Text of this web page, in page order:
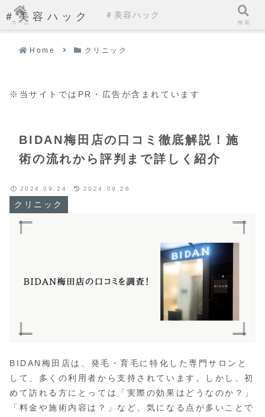
＃美容ハック
Home クリニック
※当サイトではPR・広告が含まれています
BIDAN梅田店の口コミ徹底解説！施
術の流れから評判まで詳しく紹介
クリニック
2024.09.24 2024.09.26
BIDAN梅田店は、発毛・育毛に特化した専門サロンと
して、多くの利用者から支持されています。しかし、初
めて訪れる方にとっては「実際の効果はどうなのか？」
「料金や施術内容は？」など、気になる点が多いことで
ホーム
＃美容ハック
検索